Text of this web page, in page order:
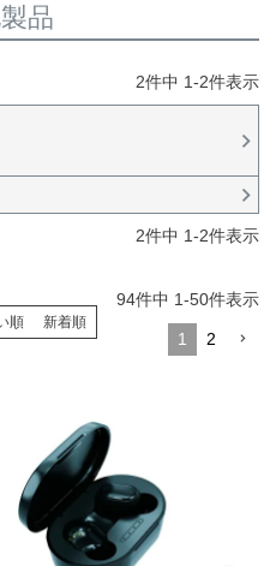
品
2件中 1-2件表示
2件中 1-2件表示
順 新着順
94件中 1-50件表示
1 2